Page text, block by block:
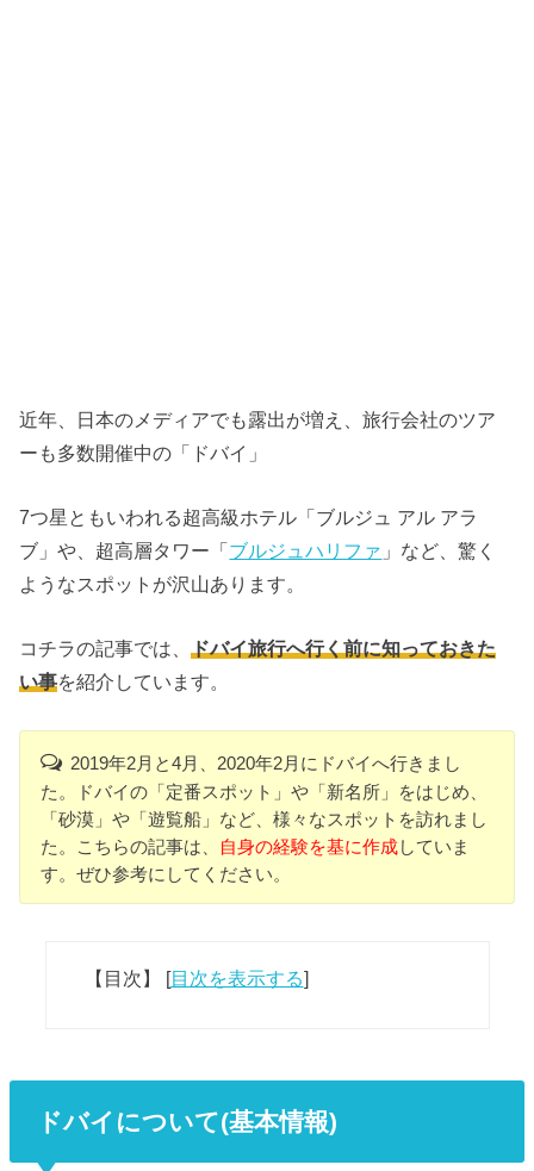
近年、日本のメディアでも露出が増え、旅行会社のツア
ーも多数開催中の「ドバイ」
7つ星ともいわれる超高級ホテル「ブルジュ アル アラ
ブ」や、超高層タワー「ブルジュハリファ 」など、驚く
ようなスポットが沢山あります。
コチラの記事では、ドバイ旅行へ行く前に知っておきた
い事を紹介しています。
2019年2月と4月、2020年2月にドバイへ行きまし
た。ドバイの「定番スポット」や「新名所」をはじめ、
「砂漠」や「遊覧船」など、様々なスポットを訪れまし
た。こちらの記事は、
自身の経験を基に作成していま
す。ぜひ参考にしてください。
【目次】 [目次を表示する]
ドバイについて(基本情報)